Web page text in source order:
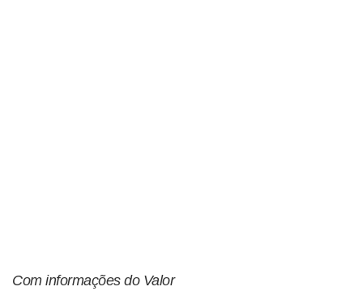
Com informações do Valor